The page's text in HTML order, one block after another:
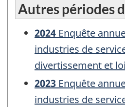
Autres périodes
2024 Enquête
industries de
divertissement et
2023 Enquête
industries de